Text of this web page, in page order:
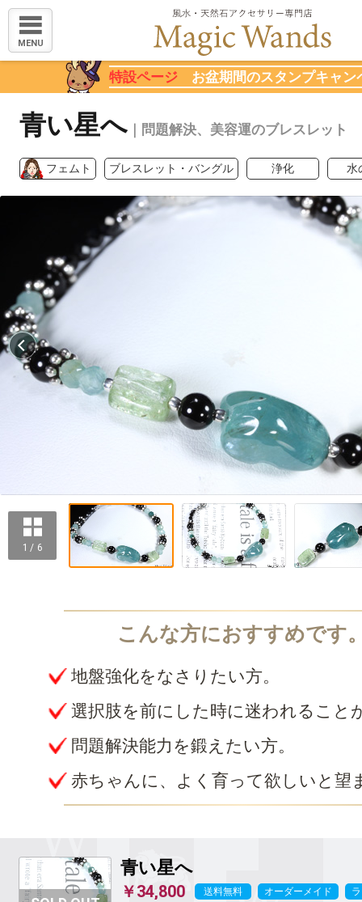
MENU
特設ページ お盆期間のスタンプキャン
青い星へ ｜問題解決、美容運のブレスレット
フェムト ブレスレット・バングル 浄化 水
1 / 6
地盤強化をなさりたい方。
選択肢を前にした時に迷われること
問題解決能力を鍛えたい方。
赤ちゃんに、よく育って欲しいと望
青い星へ
￥34,800 送料無料 オーダーメイド